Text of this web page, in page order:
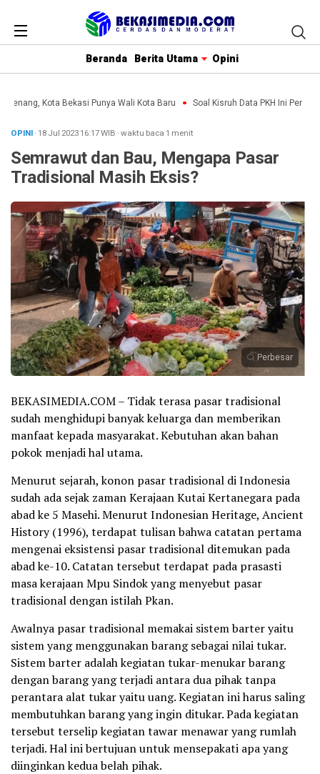
Beranda Berita Utama Opini
Kota Bekasi Punya Wali Kota Baru Soal Kisruh Data PKH Ini
OPINI· 18 Jul 202316:17WIB ·waktu baca 1 menit
Semrawut dan Bau, Mengapa Pasar
Tradisional Masih Eksis?
Perbesar
BEKASIMEDIA.COM – Tidak terasa pasar tradisional
sudah menghidupi banyak keluarga dan memberikan
manfaat kepada masyarakat. Kebutuhan akan bahan
pokok menjadi hal utama.
Menurut sejarah, konon pasar tradisional di Indonesia
sudah ada sejak zaman Kerajaan Kutai Kertanegara pada
abad ke 5 Masehi. Menurut Indonesian Heritage, Ancient
History (1996), terdapat tulisan bahwa catatan pertama
mengenai eksistensi pasar tradisional ditemukan pada
abad ke-10. Catatan tersebut terdapat pada prasasti
masa kerajaan Mpu Sindok yang menyebut pasar
tradisional dengan istilah Pkan.
Awalnya pasar tradisional memakai sistem barter yaitu
sistem yang menggunakan barang sebagai nilai tukar.
Sistem barter adalah kegiatan tukar-menukar barang
dengan barang yang terjadi antara dua pihak tanpa
perantara alat tukar yaitu uang. Kegiatan ini harus saling
membutuhkan barang yang ingin ditukar. Pada kegiatan
tersebut terselip kegiatan tawar menawar yang rumlah
terjadi. Hal ini bertujuan untuk mensepakati apa yang
diinginkan kedua belah pihak.